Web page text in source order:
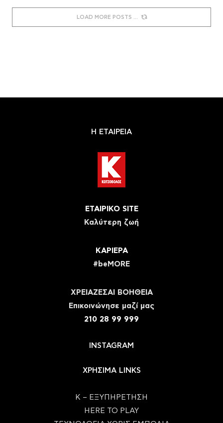
LOAD MORE POSTS
Η ΕΤΑΙΡΕΙΑ
ΕΤΑΙΡΙΚΟ SITE
Καλύτερη ζωή
ΚΑΡΙΕΡΑ
#beMORE
ΧΡΕΙΑΖΕΣΑΙ ΒΟΗΘΕΙΑ
Eπικοινώνησε μαζί μας
210 28 99 999
INSTAGRAM
ΧΡΗΣΙΜΑ LINKS
Κ – ΕΞΥΠΗΡΕΤΗΣΗ
HERE TO PLAY